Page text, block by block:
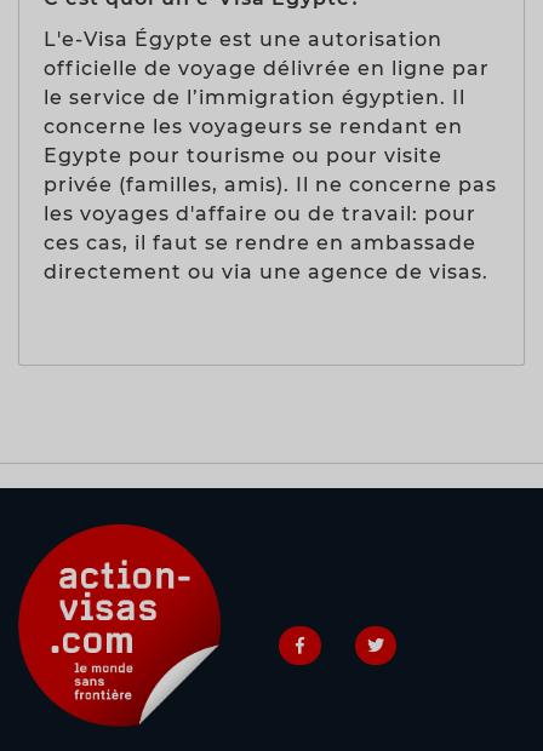
L'e-Visa Égypte est une autorisation
officielle de voyage délivrée en ligne par
le service de l’immigration égyptien. Il
concerne les voyageurs se rendant en
Egypte pour tourisme ou pour visite
privée (familles, amis). Il ne concerne pas
les voyages d'affaire ou de travail: pour
ces cas, il faut se rendre en ambassade
directement ou via une agence de visas.